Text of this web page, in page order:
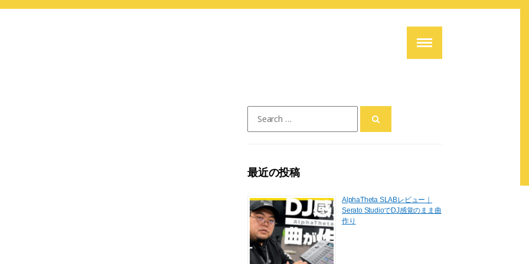
for:
最近の投稿
AlphaTheta SLABレビュー｜
Serato StudioでDJ感覚のまま曲
作り